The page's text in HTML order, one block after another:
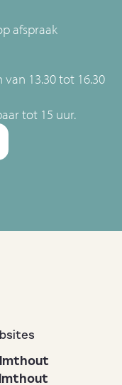
afspraak
13.30 tot 16.30
tot 15 uur.